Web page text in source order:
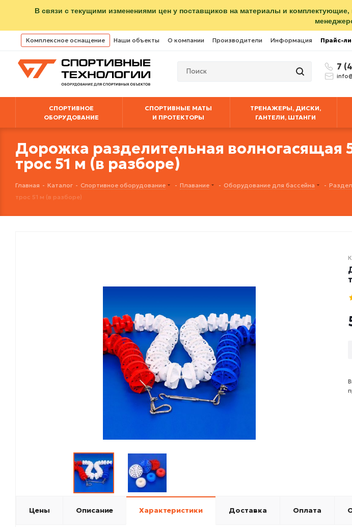
В связи с текущими изменениями цен у поставщиков на материалы и
Комплексное оснащение Наши объекты О компании Производители Информация Прайс-
7
СПОРТИВНОЕ
ОБОРУДОВАНИЕ
СПОРТИВНЫЕ МАТЫ
И ПРОТЕКТОРЫ
ТРЕНАЖЕРЫ, ДИСКИ,
ГАНТЕЛИ, ШТАНГИ
Дорожка разделительная
трос 51 м (в разборе)
Главная - Каталог - Спортивное оборудование - Плавание - Оборудование для бассейна -
трос 51 м (в разборе)
Цены Описание Характеристики Доставка Оплата